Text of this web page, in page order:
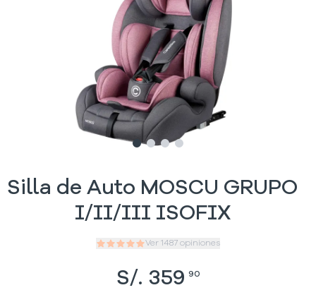
Slide1
Slide2
SlideSlide
Silla de Auto MOSCU GRUPO
I/II/III ISOFIX
Ver 1487 opiniones
S/. 359 90